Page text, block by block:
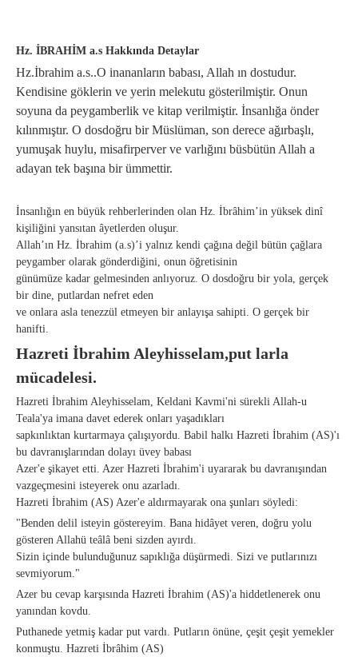
Hz. İBRAHİM a.s Hakkında Detaylar
Hz.İbrahim a.s..O inananların babası, Allah ın dostudur.
Kendisine göklerin ve yerin melekutu gösterilmiştir. Onun
soyuna da peygamberlik ve kitap verilmiştir. İnsanlığa önder
kılınmıştır. O dosdoğru bir Müslüman, son derece ağırbaşlı,
yumuşak huylu, misafirperver ve varlığını büsbütün Allah a
adayan tek başına bir ümmettir.
İnsanlığın en büyük rehberlerinden olan Hz. İbrâhim’in yüksek dinî
kişiliğini yansıtan âyetlerden oluşur.
Allah’ın Hz. İbrahim (a.s)’i yalnız kendi çağına değil bütün çağlara
peygamber olarak gönderdiğini, onun öğretisinin
günümüze kadar gelmesinden anlıyoruz. O dosdoğru bir yola, gerçek
bir dine, putlardan nefret eden
ve onlara asla tenezzül etmeyen bir anlayışa sahipti. O gerçek bir
hanifti.
Hazreti İbrahim Aleyhisselam,put larla
mücadelesi.
Hazreti İbrahim Aleyhisselam, Keldani Kavmi'ni sürekli Allah-u
Teala'ya imana davet ederek onları yaşadıkları
sapkınlıktan kurtarmaya çalışıyordu. Babil halkı Hazreti İbrahim (AS)'ı
bu davranışlarından dolayı üvey babası
Azer'e şikayet etti. Azer Hazreti İbrahim'i uyararak bu davranışından
vazgeçmesini isteyerek onu azarladı.
Hazreti İbrahim (AS) Azer'e aldırmayarak ona şunları söyledi:
"Benden delil isteyin göstereyim. Bana hidâyet veren, doğru yolu
gösteren Allahü teâlâ beni sizden ayırdı.
Sizin içinde bulunduğunuz sapıklığa düşürmedi. Sizi ve putlarınızı
sevmiyorum."
Azer bu cevap karşısında Hazreti İbrahim (AS)'a hiddetlenerek onu
yanından kovdu.
Puthanede yetmiş kadar put vardı. Putların önüne, çeşit çeşit yemekler
konmuştu. Hazreti İbrâhim (AS)